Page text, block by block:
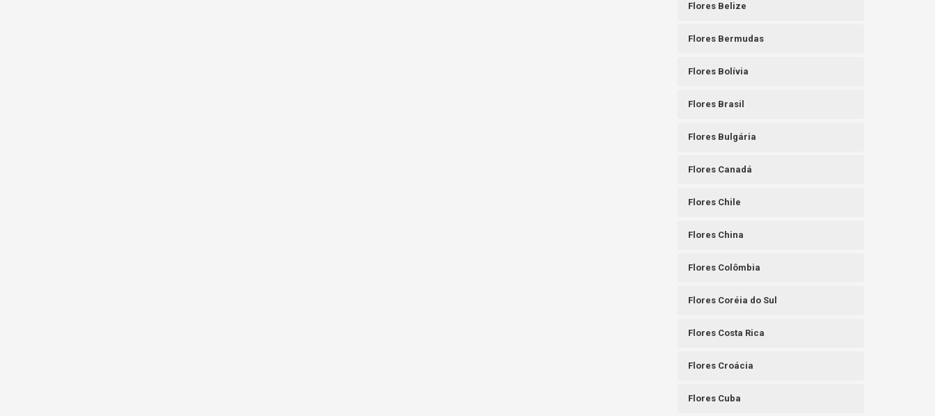
Flores Belize
Flores Bermudas
Flores Bolívia
Flores Brasil
Flores Bulgária
Flores Canadá
Flores Chile
Flores China
Flores Colômbia
Flores Coréia do Sul
Flores Costa Rica
Flores Croácia
Flores Cuba